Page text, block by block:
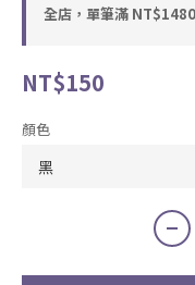
全店，單筆滿
NT$150
顏色